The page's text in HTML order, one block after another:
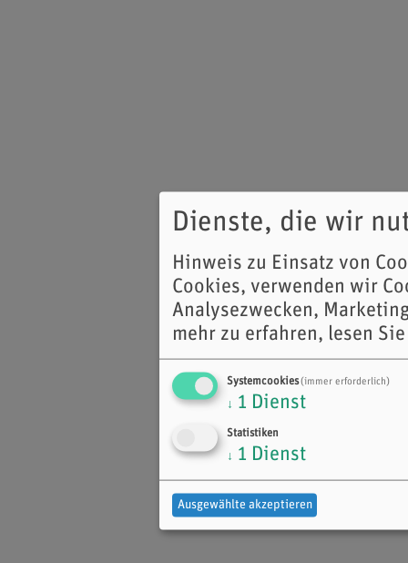
Dienste, die wir
Hinweis zu Einsatz von
Cookies, verwenden wir
Analysezwecken,
mehr zu erfahren, lesen
Systemcookies(immer erforderlich)
↓ 1 Dienst
Statistiken
↓ 1 Dienst
Ausgewählte akzeptieren